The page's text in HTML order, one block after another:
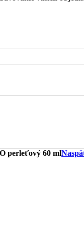
perleťový 60 ml